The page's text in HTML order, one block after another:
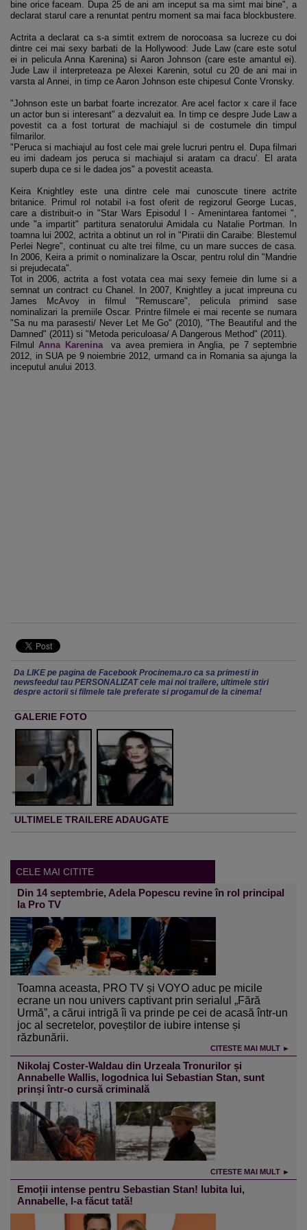
bine orice faceam. Dupa 25 de ani am inceput sa ma simt mai bine", a
declarat starul care a renuntat pentru moment sa mai faca blockbustere.
Actrita a declarat ca s-a simtit extrem de norocoasa sa lucreze cu doi
dintre cei mai sexy barbati de la Hollywood: Jude Law (care este sotul
ei in pelicula Anna Karenina) si Aaron Johnson (care este amantul ei).
Jude Law il interpreteaza pe Alexei Karenin, sotul cu 20 de ani mai in
varsta al Annei, in timp ce Aaron Johnson este chipesul Conte Vronsky.
"Johnson este un barbat foarte increzator. Are acel factor x care il face
un actor bun si interesant" a dezvaluit ea. In timp ce despre Jude Law a
povestit ca a fost torturat de machiajul si de costumele din timpul
filmarilor.
"Peruca si machiajul au fost cele mai grele lucruri pentru el. Dupa filmari
eu imi dadeam jos peruca si machiajul si aratam ca dracu'. El arata
superb dupa ce si le dadea jos" a povestit aceasta.
Keira Knightley este una dintre cele mai cunoscute tinere actrite
britanice. Primul rol notabil i-a fost oferit de regizorul George Lucas,
care a distribuit-o in "Star Wars Episodul I - Amenintarea fantomei ",
unde "a impartit" partitura senatorului Amidala cu Natalie Portman. In
toamna lui 2002, actrita a obtinut un rol in "Piratii din Caraibe: Blestemul
Perlei Negre", continuat cu alte trei filme, cu un mare succes de casa.
In 2006, Keira a primit o nominalizare la Oscar, pentru rolul din "Mandrie
si prejudecata".
Tot in 2006, actrita a fost votata cea mai sexy femeie din lume si a
semnat un contract cu Chanel. In 2007, Knightley a jucat impreuna cu
James McAvoy in filmul "Remuscare", pelicula primind sase
nominalizari la premiile Oscar. Printre filmele ei mai recente se numara
"Sa nu ma parasesti/ Never Let Me Go" (2010), "The Beautiful and the
Damned" (2011) si "Metoda periculoasa/ A Dangerous Method" (2011).
Filmul Anna Kareninava avea premiera in Anglia, pe 7 septembrie
2012, in SUA pe 9 noiembrie 2012, urmand ca in Romania sa ajunga la
inceputul anului 2013.
Da LIKE pe pagina de Facebook Procinema.ro ca sa primesti in
newsfeedul tau PERSONALIZAT cele mai noi trailere, ultimele stiri
despre actorii si filmele tale preferate si progamul de la cinema!
GALERIE FOTO
ULTIMELE TRAILERE ADAUGATE
CELE MAI CITITE
Din 14 septembrie, Adela Popescu revine în rol principal
la Pro TV
Toamna aceasta, PRO TV și VOYO aduc pe micile
ecrane un nou univers captivant prin serialul „Fără
Urmă”, a cărui intrigă îi va prinde pe cei de acasă într-un
joc al secretelor, poveștilor de iubire intense și
răzbunării.
CITESTE MAI MULT ►
Nikolaj Coster-Waldau din Urzeala Tronurilor și
Annabelle Wallis, logodnica lui Sebastian Stan, sunt
prinși într-o cursă criminală
CITESTE MAI MULT ►
Emoții intense pentru Sebastian Stan! Iubita lui,
Annabelle, l-a făcut tată!